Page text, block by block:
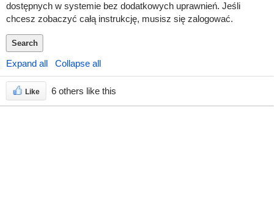
dostępnych w systemie bez dodatkowych uprawnień. Jeśli
chcesz zobaczyć całą instrukcję, musisz się zalogować.
Search
Expand all Collapse all
Like 6 others like this